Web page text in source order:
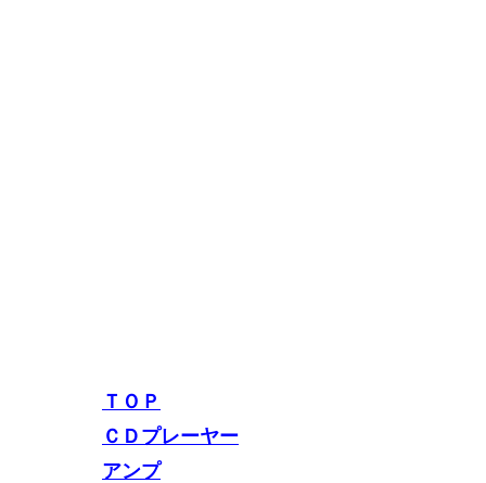
ＴＯＰ
ＣＤプレーヤー
アンプ